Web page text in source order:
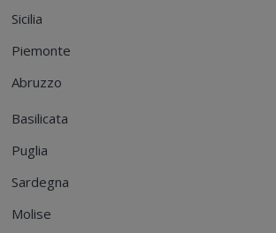
Sicilia
Piemonte
Abruzzo
Basilicata
Puglia
Sardegna
Molise